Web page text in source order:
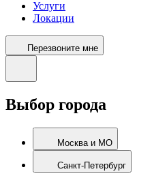
Услуги
Локации
Перезвоните мне
Выбор города
Москва и МО
Санкт-Петербург